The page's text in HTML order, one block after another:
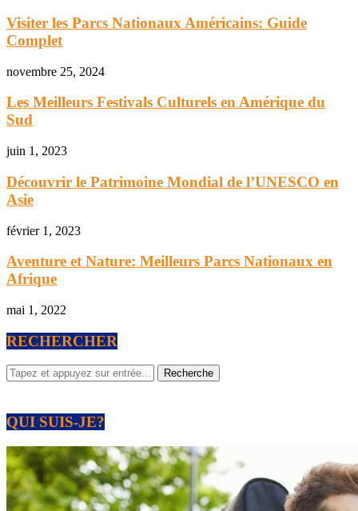
Visiter les Parcs Nationaux Américains: Guide
Complet
novembre 25, 2024
Les Meilleurs Festivals Culturels en Amérique du
Sud
juin 1, 2023
Découvrir le Patrimoine Mondial de l’UNESCO en
Asie
février 1, 2023
Aventure et Nature: Meilleurs Parcs Nationaux en
Afrique
mai 1, 2022
RECHERCHER
QUI SUIS-JE?